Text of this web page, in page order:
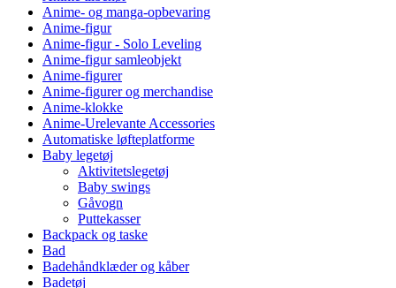
Anime- og manga-opbevaring
Anime-figur
Anime-figur - Solo Leveling
Anime-figur samleobjekt
Anime-figurer
Anime-figurer og merchandise
Anime-klokke
Anime-Urelevante Accessories
Automatiske løfteplatforme
Baby legetøj
Aktivitetslegetøj
Baby swings
Gåvogn
Puttekasser
Backpack og taske
Bad
Badehåndklæder og kåber
Badetøj